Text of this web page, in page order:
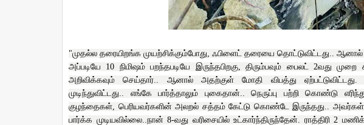
"முதல்ல தரையிறங்க முயற்சிக்கும்போது, ஃபிளைட் தரையை தொட்டுவிட்டது.. ஆனால்
அப்படியே 10 நிமிஷம் பறந்தபடியே இருந்தபிறகு, திரும்பவும் பைலட் 2வது
அறிவிக்கவும் செய்தார்.. ஆனால் அதற்குள் மோதி விபத்து
முடிந்துவிட்டது.. எங்கே பார்த்தாலும் புகைதான்.. நெருப்பு பற்றி கொண்டு
குழந்தைகள், பெரியவர்களின் அலறல் சத்தம் கேட்டு கொண்டே இருந்தது.. அவர்கள்
பார்க்க முடியவில்லை..நான் 8-வது வரிசையில் உட்கார்ந்திருந்தேன். ராத்திரி 2